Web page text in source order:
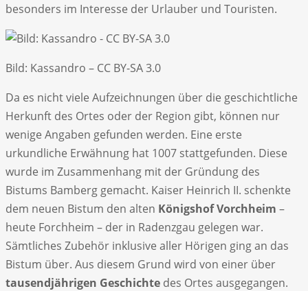
besonders im Interesse der Urlauber und Touristen.
Bild: Kassandro – CC BY-SA 3.0
Da es nicht viele Aufzeichnungen über die geschichtliche
Herkunft des Ortes oder der Region gibt, können nur
wenige Angaben gefunden werden. Eine erste
urkundliche Erwähnung hat 1007 stattgefunden. Diese
wurde im Zusammenhang mit der Gründung des
Bistums Bamberg gemacht. Kaiser Heinrich II. schenkte
dem neuen Bistum den alten Königshof Vorchheim –
heute Forchheim – der in Radenzgau gelegen war.
Sämtliches Zubehör inklusive aller Hörigen ging an das
Bistum über. Aus diesem Grund wird von einer über
tausendjährigen Geschichte des Ortes ausgegangen.